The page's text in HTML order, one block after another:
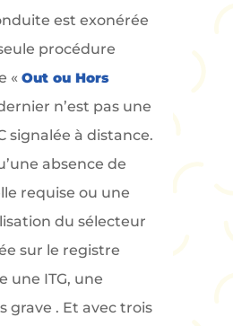
est exonérée
procédure
«Out ou Hors
n’est pas une
signalée à distance.
absence de
requise ou une
du sélecteur
sur le registre
une ITG, une
grave . Et avec trois